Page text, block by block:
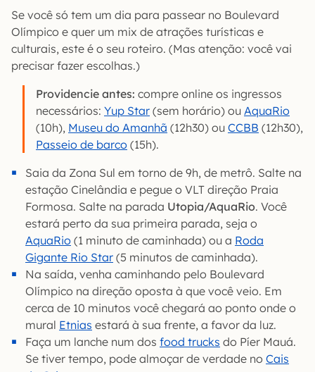
Se você só tem um dia para passear no Boulevard
Olímpico e quer um mix de atrações turísticas e
culturais, este é o seu roteiro. (Mas atenção: você vai
precisar fazer escolhas.)
Providencie antes: compre online os ingressos
necessários: Yup Star (sem horário) ou AquaRio
(10h), Museu do Amanhã (12h30) ou CCBB (12h30),
Passeio de barco (15h).
Saia da Zona Sul em torno de 9h, de metrô. Salte na
estação Cinelândia e pegue o VLT direção Praia
Formosa. Salte na parada Utopia/AquaRio. Você
estará perto da sua primeira parada, seja o
AquaRio (1 minuto de caminhada) ou a Roda
Gigante Rio Star (5 minutos de caminhada).
Na saída, venha caminhando pelo Boulevard
Olímpico na direção oposta à que você veio. Em
cerca de 10 minutos você chegará ao ponto onde o
mural Etnias estará à sua frente, a favor da luz.
Faça um lanche num dos food trucks do Píer Mauá.
Se tiver tempo, pode almoçar de verdade no Cais